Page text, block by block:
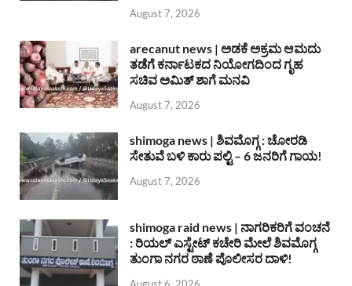
August 7, 2026
arecanut news | ಅಡಕೆ ಅಕ್ರಮ ಆಮದು
ತಡೆಗೆ ಕರ್ನಾಟಕದ ನಿಯೋಗದಿಂದ ಗೃಹ
ಸಚಿವ ಅಮಿತ್ ಶಾಗೆ ಮನವಿ
August 7, 2026
shimoga news | ಶಿವಮೊಗ್ಗ : ಚೋರಡಿ
ಸೇತುವೆ ಬಳಿ ಕಾರು ಪಲ್ಟಿ – 6 ಜನರಿಗೆ ಗಾಯ!
August 7, 2026
shimoga raid news | ನಾಗರಿಕರಿಗೆ ವಂಚನೆ
: ರಿಯಲ್ ಎಸ್ಟೇಟ್ ಕಚೇರಿ ಮೇಲೆ ಶಿವಮೊಗ್ಗ
ತುಂಗಾ ನಗರ ಠಾಣೆ ಪೊಲೀಸರ ದಾಳಿ!
August 6, 2026